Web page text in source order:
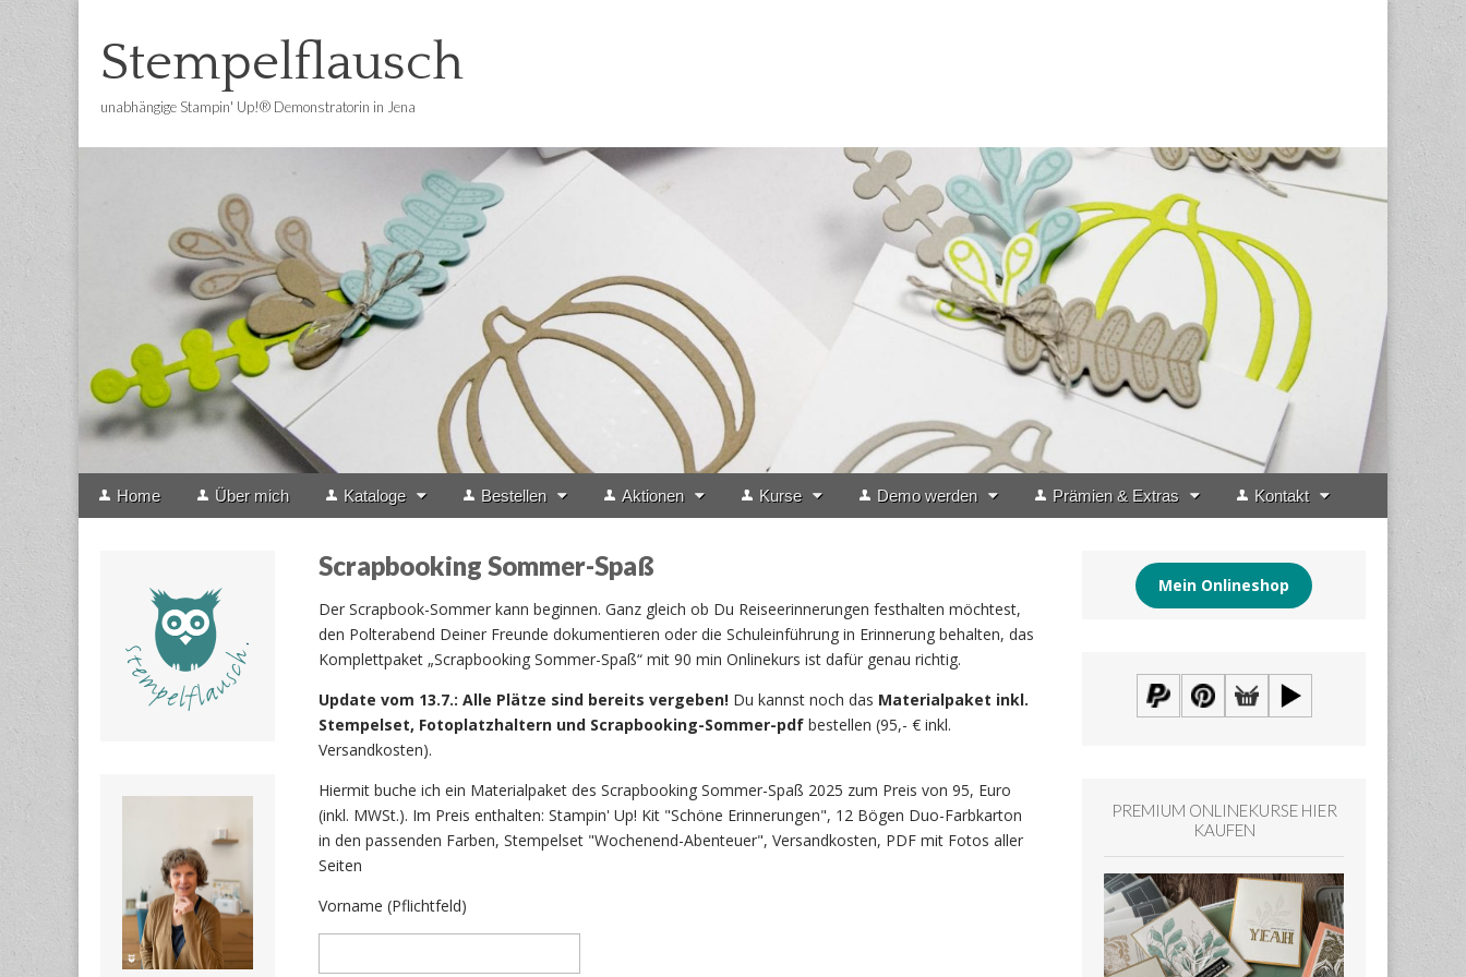
Stempelflausch
unabhängige Stampin' Up!® Demonstratorin in Jena
Main
Skip
Home Über mich Kataloge Bestellen Aktionen Kurse Demo werden Prämien & Extras Kontakt
Scrapbooking Sommer-Spaß
Der Scrapbook-Sommer kann beginnen. Ganz gleich ob Du Reiseerinnerungen festhalten möchtest,
den Polterabend Deiner Freunde dokumentieren oder die Schuleinführung in Erinnerung behalten, das
Komplettpaket „Scrapbooking Sommer-Spaß“ mit 90 min Onlinekurs ist dafür genau richtig.
Update vom 13.7.: Alle Plätze sind bereits vergeben! Du kannst noch das Materialpaket inkl.
Stempelset, Fotoplatzhaltern und Scrapbooking-Sommer-pdf bestellen (95,- € inkl.
Versandkosten).
Hiermit buche ich ein Materialpaket des Scrapbooking Sommer-Spaß 2025 zum Preis von 95, Euro
(inkl. MWSt.). Im Preis enthalten: Stampin' Up! Kit "Schöne Erinnerungen", 12 Bögen Duo-Farbkarton
in den passenden Farben, Stempelset "Wochenend-Abenteuer", Versandkosten, PDF mit Fotos aller
Seiten
Vorname (Pflichtfeld)
Mein Onlineshop
PREMIUM ONLINEKURSE HIER
KAUFEN